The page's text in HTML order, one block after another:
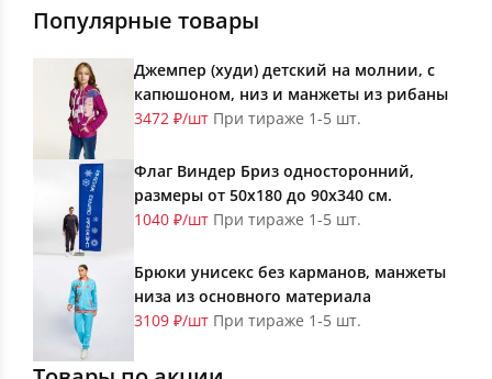
Популярные товары
Джемпер (худи) детский на молнии, с
капюшоном, низ и манжеты из рибаны
3472 ₽/шт При тираже 1-5 шт.
Флаг Виндер Бриз односторонний,
размеры от 50х180 до 90х340 см.
1040 ₽/шт При тираже 1-5 шт.
Брюки унисекс без карманов, манжеты
низа из основного материала
3109 ₽/шт При тираже 1-5 шт.